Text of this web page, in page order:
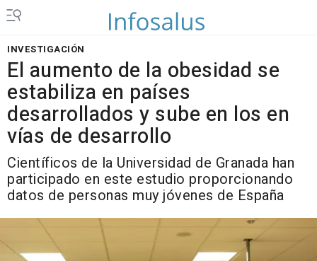
INVESTIGACIÓN
El aumento de la obesidad se
estabiliza en países
desarrollados y sube en los en
vías de desarrollo
Científicos de la Universidad de Granada han
participado en este estudio proporcionando
datos de personas muy jóvenes de España